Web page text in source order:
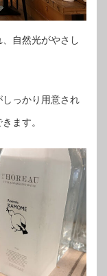
自然光がやさし
っかり用意され
ます。